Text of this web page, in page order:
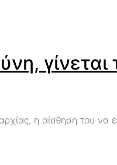
η αίσθηση του να